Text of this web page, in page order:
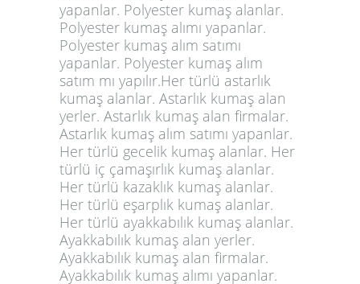
yapanlar. Polyester kumaş alanlar.
Polyester kumaş alımı yapanlar.
Polyester kumaş alım satımı
yapanlar. Polyester kumaş alım
satım mı yapılır.Her türlü astarlık
kumaş alanlar. Astarlık kumaş alan
yerler. Astarlık kumaş alan firmalar.
Astarlık kumaş alım satımı yapanlar.
Her türlü gecelik kumaş alanlar. Her
türlü iç çamaşırlık kumaş alanlar.
Her türlü kazaklık kumaş alanlar.
Her türlü eşarplık kumaş alanlar.
Her türlü ayakkabılık kumaş alanlar.
Ayakkabılık kumaş alan yerler.
Ayakkabılık kumaş alan firmalar.
Ayakkabılık kumaş alımı yapanlar.